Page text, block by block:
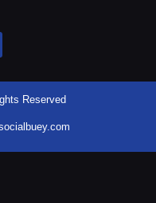
Reserved